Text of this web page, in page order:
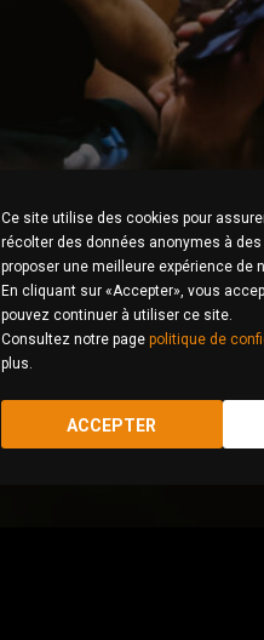
Ce site utilise des cookies pour
récolter des données anonymes à
proposer une meilleure expérience de
En cliquant sur «Accepter», vous
pouvez continuer à utiliser ce site.
Consultez notre page politique de
plus.
ACCEPTER